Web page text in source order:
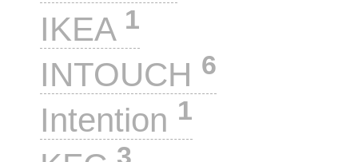
IKEA 1
INTOUCH 6
Intention 1
3